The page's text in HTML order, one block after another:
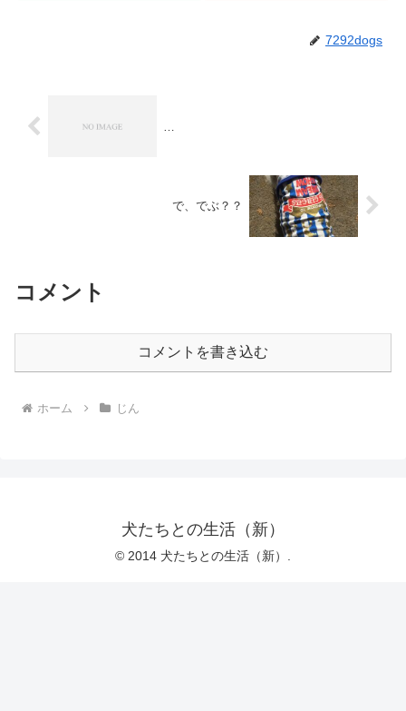
7292dogs
で、でぶ？？
コメント
コメントを書き込む
ホーム じん
犬たちとの生活（新）
© 2014 犬たちとの生活（新）.